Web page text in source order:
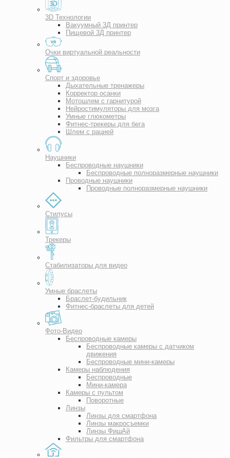
3D Технологии
Вакуумный 3Д принтер
Пищевой 3Д принтер
Очки виртуальной реальности
Спорт и здоровье
Дыхательные тренажеры
Корректор осанки
Мотошлем с гарнитурой
Нейростимуляторы для мозга
Умные глюкометры
Фитнес-трекеры для бега
Шлем с рацией
Наушники
Беспроводные наушники
Беспроводные полноразмерные наушники
Проводные наушники
Проводные полноразмерные наушники
Стилусы
Трекеры
Стабилизаторы для видео
Умные браслеты
Браслет-будильник
Фитнес-браслеты для детей
Фото-Видео
Беспроводные камеры
Беспроводные камеры с датчиком
движения
Беспроводные мини-камеры
Камеры наблюдения
Беспроводные
Мини-камера
Камеры с пультом
Поворотные
Линзы
Линзы для смартфона
Линзы макросъемки
Линзы ФишАй
Фильтры для смартфона